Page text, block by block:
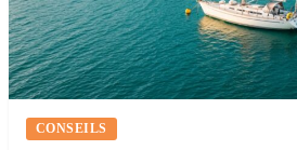
CONSEILS